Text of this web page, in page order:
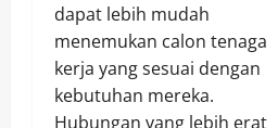
dapat lebih mudah
menemukan calon tenaga
kerja yang sesuai dengan
kebutuhan mereka.
Hubungan yang lebih erat